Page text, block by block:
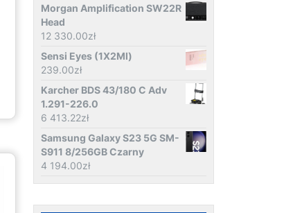
Morgan Amplification SW22R
Head
12 330.00zł
Sensi Eyes (1X2Ml)
239.00zł
Karcher BDS 43/180 C Adv
1.291-226.0
6 413.22zł
Samsung Galaxy S23 5G SM-
S911 8/256GB Czarny
4 194.00zł